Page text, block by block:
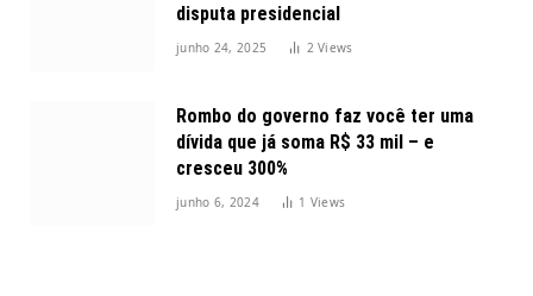
disputa presidencial
junho 24, 2025 2Views
Rombo do governo faz você ter uma
dívida que já soma R$ 33 mil – e
cresceu 300%
junho 6, 2024 1 Views